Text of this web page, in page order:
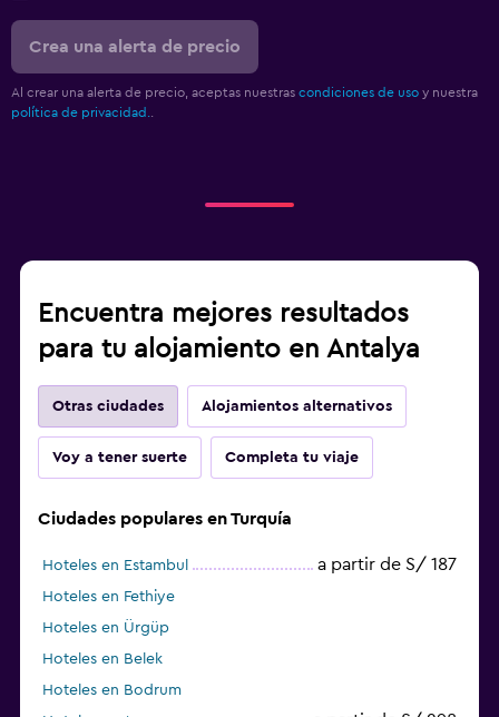
Crea una alerta de precio
Al crear una alerta de precio, aceptas nuestras condiciones de uso y nuestra
política de privacidad.
Encuentra mejores resultados
para tu alojamiento en Antalya
Otras ciudades Alojamientos alternativos
Voy a tener suerte Completa tu viaje
Ciudades populares en Turquía
Hoteles en Estambul a partir de S/ 187
Hoteles en Fethiye
Hoteles en Ürgüp
Hoteles en Belek
Hoteles en Bodrum